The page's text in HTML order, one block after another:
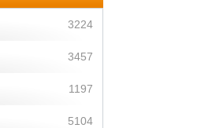
3224
3457
1197
5104